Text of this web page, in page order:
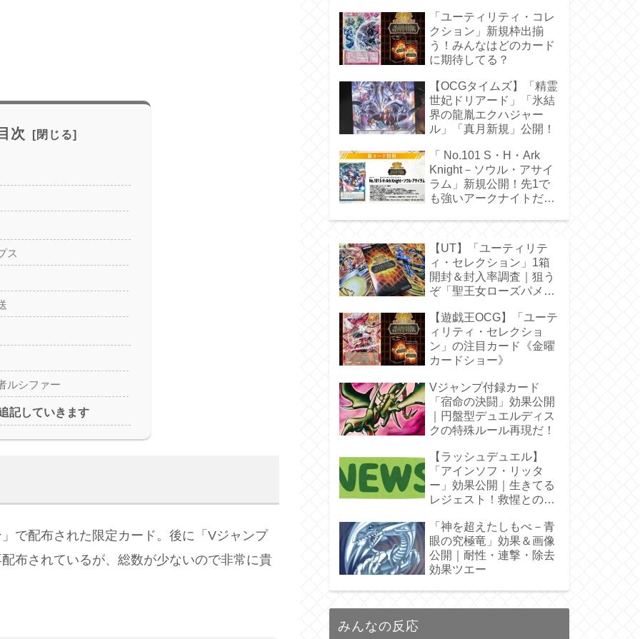
次
ス
ルシファー
記していきます
で配布された限定カード。後に「Vジャンプ
布されているが、総数が少ないので非常に貴
「ユーティリティ・コレ
クション」新規枠出揃
う！みんなはどのカード
に期待してる？
【OCGタイムズ】「精霊
世妃ドリアード」「氷結
界の龍胤エクハジャー
ル」「真月新規」公開！
「 No.101 S・H・Ark
Knight－ソウル・アサイ
ラム」新規公開！先1で
も強いアークナイトだ
【UT】「ユーティリテ
ィ・セレクション」1箱
開封＆封入率調査｜狙う
ぞ「聖王女ローズパメ
【遊戯王OCG】「ユーテ
ィリティ・セレクショ
ン」の注目カード《金曜
カードショー》
Vジャンプ付録カード
「宿命の決闘」効果公開
｜円盤型デュエルディス
クの特殊ルール再現だ！
【ラッシュデュエル】
「アインソフ・リッタ
ー」効果公開｜生きてる
レジェスト！救惺との相
「神を超えたしもべ－青
眼の究極竜」効果＆画像
公開｜耐性・連撃・除去
効果ツエー
みんなの反応